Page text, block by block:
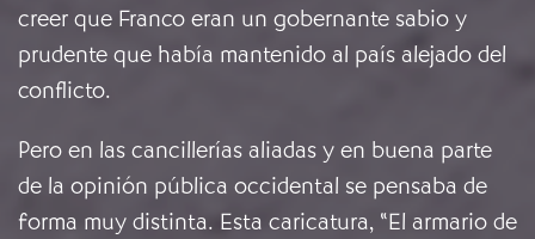
creer que Franco eran un gobernante sabio y
prudente que había mantenido al país alejado del
conflicto.
Pero en las cancillerías aliadas y en buena parte
de la opinión pública occidental se pensaba de
forma muy distinta. Esta caricatura, “El armario de